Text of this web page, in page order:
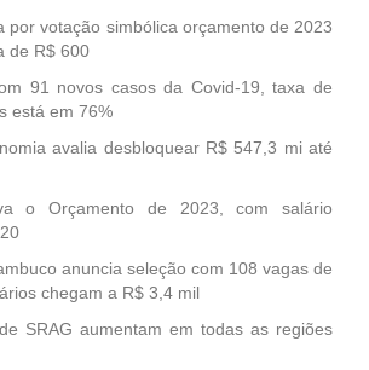
por votação simbólica orçamento de 2023
de R$ 600
91 novos casos da Covid-19, taxa de
está em 76%
avalia desbloquear R$ 547,3 mi até
o Orçamento de 2023, com salário
anuncia seleção com 108 vagas de
chegam a R$ 3,4 mil
SRAG aumentam em todas as regiões